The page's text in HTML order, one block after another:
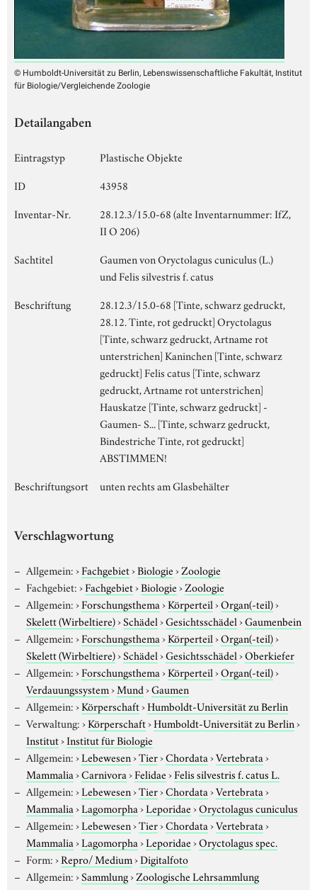
© Humboldt-Universität zu Berlin, Lebenswissenschaftliche Fakultät, Institut
für Biologie/Vergleichende Zoologie
Detailangaben
Eintragstyp
Plastische Objekte
ID
43958
Inventar-Nr.
28.12.3/15.0-68 (alte Inventarnummer: IfZ,
II O 206)
Sachtitel
Gaumen von Oryctolagus cuniculus (L.)
und Felis silvestris f. catus
Beschriftung
28.12.3/15.0-68 [Tinte, schwarz gedruckt,
28.12. Tinte, rot gedruckt] Oryctolagus
[Tinte, schwarz gedruckt, Artname rot
unterstrichen] Kaninchen [Tinte, schwarz
gedruckt] Felis catus [Tinte, schwarz
gedruckt, Artname rot unterstrichen]
Hauskatze [Tinte, schwarz gedruckt] -
Gaumen- S... [Tinte, schwarz gedruckt,
Bindestriche Tinte, rot gedruckt]
ABSTIMMEN!
Beschriftungsort
unten rechts am Glasbehälter
Verschlagwortung
Allgemein:›Fachgebiet›Biologie›Zoologie
Fachgebiet:›Fachgebiet›Biologie›Zoologie
Allgemein:›Forschungsthema›Körperteil›Organ(-teil)›
Skelett (Wirbeltiere)›Schädel›Gesichtsschädel›Gaumenbein
Allgemein:›Forschungsthema›Körperteil›Organ(-teil)›
Skelett (Wirbeltiere)›Schädel›Gesichtsschädel›Oberkiefer
Allgemein:›Forschungsthema›Körperteil›Organ(-teil)›
Verdauungssystem›Mund›Gaumen
Allgemein:›Körperschaft›Humboldt-Universität zu Berlin
Verwaltung:›Körperschaft›Humboldt-Universität zu Berlin›
Institut›Institut für Biologie
Allgemein:›Lebewesen›Tier›Chordata›Vertebrata›
Mammalia›Carnivora›Felidae›Felis silvestris f. catus L.
Allgemein:›Lebewesen›Tier›Chordata›Vertebrata›
Mammalia›Lagomorpha›Leporidae›Oryctolagus cuniculus
Allgemein:›Lebewesen›Tier›Chordata›Vertebrata›
Mammalia›Lagomorpha›Leporidae›Oryctolagus spec.
Form:›Repro/ Medium›Digitalfoto
Allgemein:›Sammlung›Zoologische Lehrsammlung